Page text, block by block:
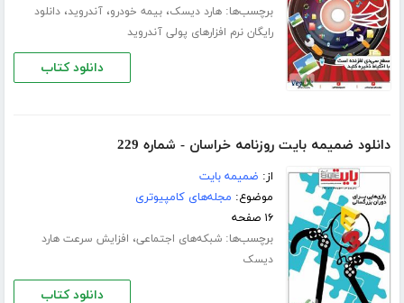
برچسب‌ها:هارد دیسک،بیمه خودرو،آندروید،دانلود
رایگان نرم افزارهای پولی آندروید
دانلود کتاب
دانلود ضمیمه بایت روزنامه خراسان - شماره 229
از: ضمیمه بایت
موضوع: مجله‌های کامپیوتری
۱۶ صفحه
برچسب‌ها:شبکه‌های اجتماعی، افزایش سرعت هارد
دیسک
دانلود کتاب